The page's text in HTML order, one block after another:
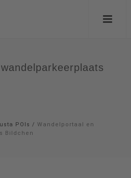
POIs / Wandelportaal en
Bildchen